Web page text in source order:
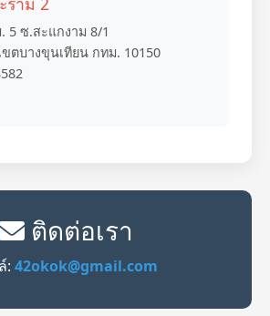
5 ซ.สะแกงาม 8/1
ตบางขุนเทียน กทม. 10150
ติดต่อเรา
: 42okok@gmail.com